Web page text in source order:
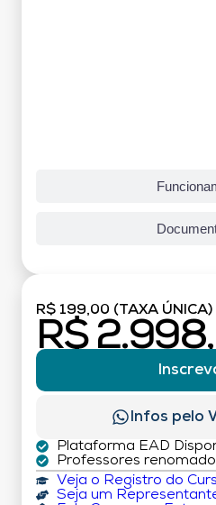
R$ 199,00 (TAXA ÚNICA)
R$
Infos pelo
Plataforma EAD
Professores
Veja o Registro do
Seja um